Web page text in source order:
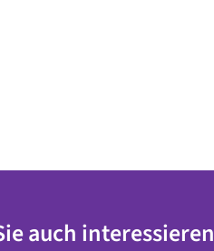
auch interessieren